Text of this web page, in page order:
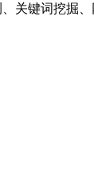
关键词挖掘